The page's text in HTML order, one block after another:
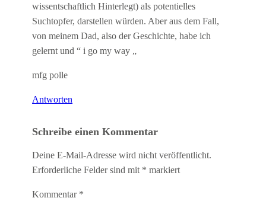
wissentschaftlich Hinterlegt) als potentielles
Suchtopfer, darstellen würden. Aber aus dem Fall,
von meinem Dad, also der Geschichte, habe ich
gelernt und “ i go my way „
mfg polle
Antworten
Schreibe einen Kommentar
Deine E-Mail-Adresse wird nicht veröffentlicht.
Erforderliche Felder sind mit * markiert
Kommentar *